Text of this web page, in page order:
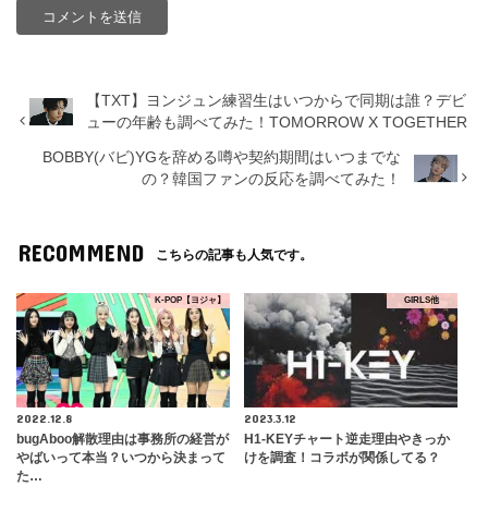
【TXT】ヨンジュン練習生はいつからで同期は誰？デビ
ューの年齢も調べてみた！TOMORROW X TOGETHER
BOBBY(バビ)YGを辞める噂や契約期間はいつまでな
の？韓国ファンの反応を調べてみた！
RECOMMEND こちらの記事も人気です。
K-POP【ヨジャ】
2022.12.8
bugAboo解散理由は事務所の経営が
やばいって本当？いつから決まって
た…
GIRLS他
2023.3.12
H1-KEYチャート逆走理由やきっか
けを調査！コラボが関係してる？